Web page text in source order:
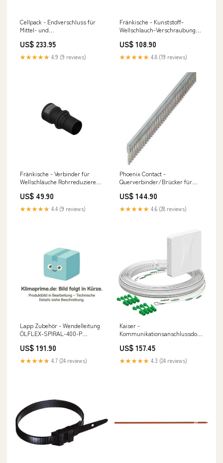
Cellpack - Endverschluss für
Mittel- und
Freiluftendverschluss CHESK-
3F(A) #309824 3-Leiter 36kV
Bosch Multisplit 3+1 Set
US$ 233.95
★★★★★ 4.9 (9 reviews)
Fränkische - Kunststoff-
Wellschlauch-Verschraubung
36P36PB Flansch, 90 Grad − 4
Stück Mitsubishi Electric SFZ-
M35VA
US$ 108.90
★★★★★ 4.8 (19 reviews)
Fränkische - Verbinder für
Wellschläuche Rohrreduzierer
Stück SFZ-M71VA
US$ 49.90
★★★★★ 4.4 (9 reviews)
Phoenix Contact -
Querverbinder/Brücker für
Querverbinder/Brücke FBS
50-5 GY für Reihenklemme −
10 Stück gree klimaanlage mit 2
US$ 144.90
★★★★★ 4.6 (28 reviews)
Lapp Zubehör - Wendelleitung
ÖLFLEX-SPIRAL-400-P
wandgerät
US$ 191.90
★★★★★ 4.7 (24 reviews)
Kaiser -
Kommunikationsanschlussdose
TA 4252105 4xF, LC/APC DX
L=80m AUX Klimaanlage Set
US$ 157.45
★★★★★ 4.3 (24 reviews)